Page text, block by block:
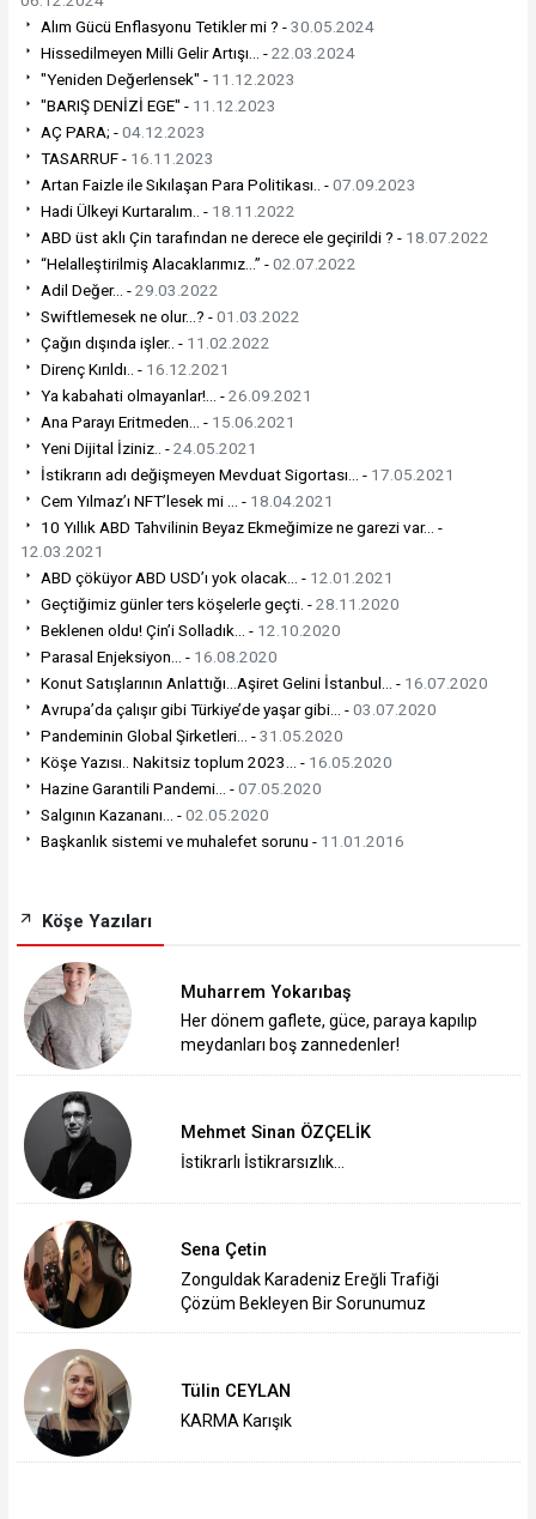
Alım Gücü Enflasyonu Tetikler mi ? -30.05.2024
Hissedilmeyen Milli Gelir Artışı… -22.03.2024
"Yeniden Değerlensek" - 11.12.2023
"BARIŞ DENİZİ EGE" - 11.12.2023
AÇ PARA; -04.12.2023
TASARRUF - 16.11.2023
Artan Faizle ile Sıkılaşan Para Politikası.. -07.09.2023
Hadi Ülkeyi Kurtaralım.. - 18.11.2022
ABD üst aklı Çin tarafından ne derece ele geçirildi ? - 18.07.2022
“Helalleştirilmiş Alacaklarımız…” -02.07.2022
Adil Değer… -29.03.2022
Swiftlemesek ne olur…? -01.03.2022
Çağın dışında işler.. - 11.02.2022
Direnç Kırıldı.. - 16.12.2021
Ya kabahati olmayanlar!… -26.09.2021
Ana Parayı Eritmeden… - 15.06.2021
Yeni Dijital İziniz.. -24.05.2021
İstikrarın adı değişmeyen Mevduat Sigortası… - 17.05.2021
Cem Yılmaz’ı NFT’lesek mi … - 18.04.2021
10 Yıllık ABD Tahvilinin Beyaz Ekmeğimize ne garezi var… -
12.03.2021
ABD çöküyor ABD USD’ı yok olacak... - 12.01.2021
Geçtiğimiz günler ters köşelerle geçti. -28.11.2020
Beklenen oldu! Çin’i Solladık… - 12.10.2020
Parasal Enjeksiyon... - 16.08.2020
Konut Satışlarının Anlattığı…Aşiret Gelini İstanbul… - 16.07.2020
Avrupa’da çalışır gibi Türkiye’de yaşar gibi… -03.07.2020
Pandeminin Global Şirketleri… -31.05.2020
Köşe Yazısı.. Nakitsiz toplum 2023... - 16.05.2020
Hazine Garantili Pandemi… -07.05.2020
Salgının Kazananı… -02.05.2020
Başkanlık sistemi ve muhalefet sorunu - 11.01.2016
Köşe Yazıları
Muharrem Yokarıbaş
Her dönem gaflete, güce, paraya kapılıp
meydanları boş zannedenler!
Mehmet Sinan ÖZÇELİK
İstikrarlı İstikrarsızlık…
Sena Çetin
Zonguldak Karadeniz Ereğli Trafiği
Çözüm Bekleyen Bir Sorunumuz
Tülin CEYLAN
KARMA Karışık